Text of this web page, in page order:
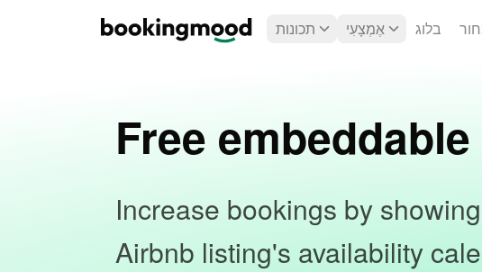
תכונות אֶמְצָעִי בלוג
Free
Increase bookings by
Airbnb listing's availability